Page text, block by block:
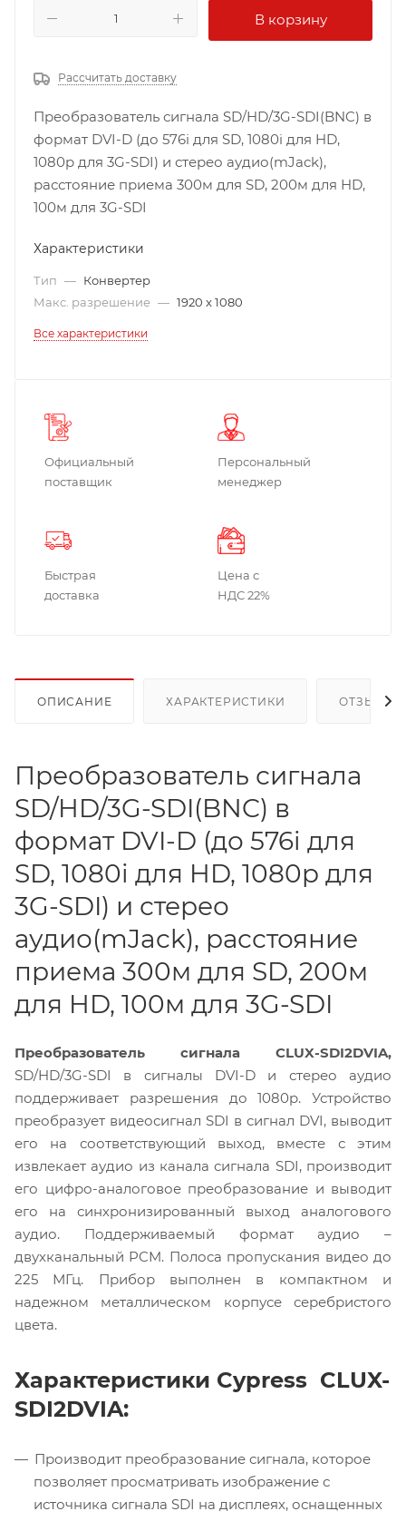
В корзину
Рассчитать доставку
Преобразователь сигнала SD/HD/3G-SDI(BNC) в
формат DVI-D (до 576i для SD, 1080i для HD,
1080p для 3G-SDI) и стерео аудио(mJack),
расстояние приема 300м для SD, 200м для HD,
100м для 3G-SDI
Характеристики
Тип — Конвертер
Макс. разрешение — 1920 x 1080
Все характеристики
Официальный
поставщик
Персональный
менеджер
Быстрая
доставка
Цена с
НДС 22%
ОПИСАНИЕ ХАРАКТЕРИСТИКИ ОТЗЫВЫ
Преобразователь сигнала
SD/HD/3G-SDI(BNC) в
формат DVI-D (до 576i для
SD, 1080i для HD, 1080p для
3G-SDI) и стерео
аудио(mJack), расстояние
приема 300м для SD, 200м
для HD, 100м для 3G-SDI
Преобразователь сигнала CLUX-SDI2DVIA,
SD/HD/3G-SDI в сигналы DVI-D и стерео аудио
поддерживает разрешения до 1080p. Устройство
преобразует видеосигнал SDI в сигнал DVI, выводит
его на соответствующий выход, вместе с этим
извлекает аудио из канала сигнала SDI, производит
его цифро-аналоговое преобразование и выводит
его на синхронизированный выход аналогового
аудио. Поддерживаемый формат аудио –
двухканальный PCM. Полоса пропускания видео до
225 МГц. Прибор выполнен в компактном и
надежном металлическом корпусе серебристого
цвета.
Характеристики Cypress CLUX-
SDI2DVIA:
Производит преобразование сигнала, которое
позволяет просматривать изображение с
источника сигнала SDI на дисплеях, оснащенных